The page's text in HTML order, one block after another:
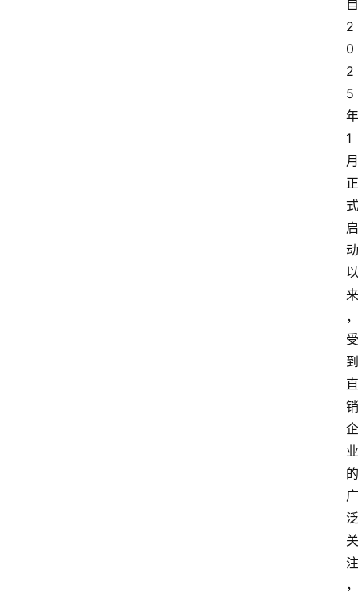
自
2
0
2
5
年
1
月
正
式
启
动
以
来
，
受
到
直
销
企
业
的
广
泛
关
注
，